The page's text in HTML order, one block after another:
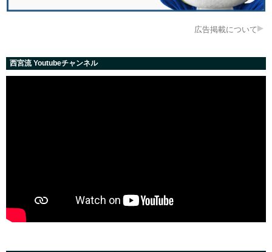
広告掲載について
西宮流 Youtubeチャンネル